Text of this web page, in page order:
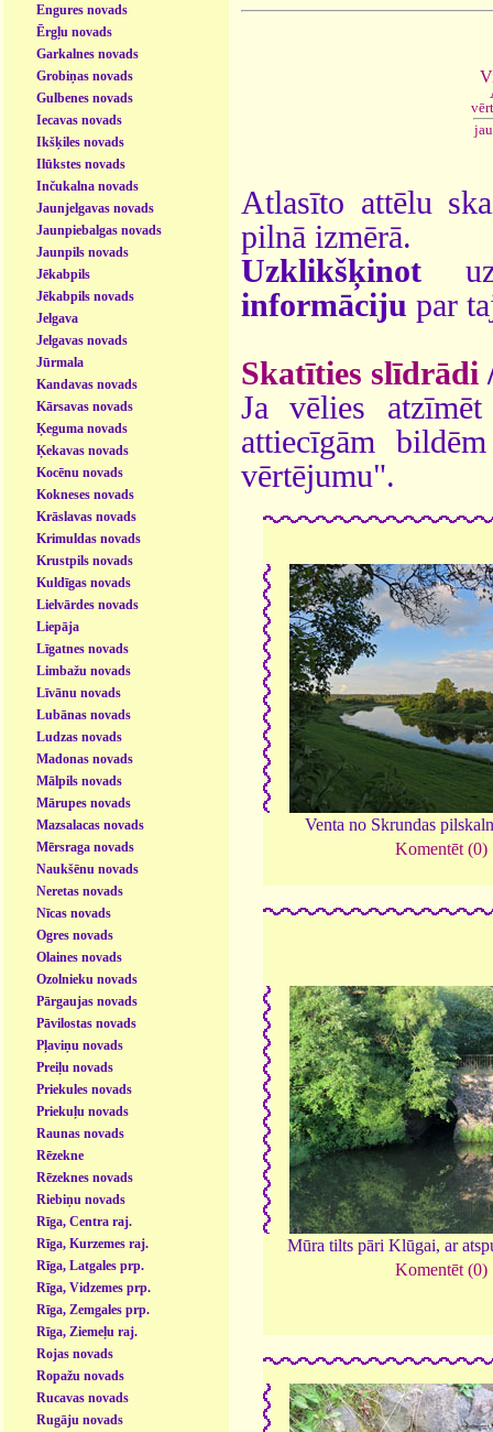
Engures novads
Ērgļu novads
Garkalnes novads
Grobiņas novads
Gulbenes novads
Iecavas novads
Ikšķiles novads
Ilūkstes novads
Inčukalna novads
Jaunjelgavas novads
Jaunpiebalgas novads
Jaunpils novads
Jēkabpils
Jēkabpils novads
Jelgava
Jelgavas novads
Jūrmala
Kandavas novads
Kārsavas novads
Ķeguma novads
Ķekavas novads
Kocēnu novads
Kokneses novads
Krāslavas novads
Krimuldas novads
Krustpils novads
Kuldīgas novads
Lielvārdes novads
Liepāja
Līgatnes novads
Limbažu novads
Līvānu novads
Lubānas novads
Ludzas novads
Madonas novads
Mālpils novads
Mārupes novads
Mazsalacas novads
Mērsraga novads
Naukšēnu novads
Neretas novads
Nīcas novads
Ogres novads
Olaines novads
Ozolnieku novads
Pārgaujas novads
Pāvilostas novads
Pļaviņu novads
Preiļu novads
Priekules novads
Priekuļu novads
Raunas novads
Rēzekne
Rēzeknes novads
Riebiņu novads
Rīga, Centra raj.
Rīga, Kurzemes raj.
Rīga, Latgales prp.
Rīga, Vidzemes prp.
Rīga, Zemgales prp.
Rīga, Ziemeļu raj.
Rojas novads
Ropažu novads
Rucavas novads
Rugāju novads
Atlasīto attēlu
pilnā izmērā.
Uzklikšķinot
informāciju par
Skatīties slīdrādi
Ja vēlies
attiecīgām
vērtējumu".
Venta no Skrundas
Komentēt (0)
Mūra tilts pāri Klūgai, ar
Komentēt (0)